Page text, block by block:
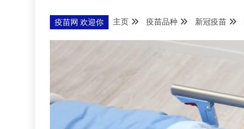
疫苗网 欢迎你 主页 疫苗品种 新冠疫苗